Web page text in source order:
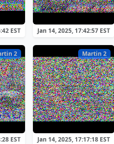
EST Jan 14, 2025, 17:42:57 EST
2
EST
Martin 2
Jan 14, 2025, 17:17:18 EST